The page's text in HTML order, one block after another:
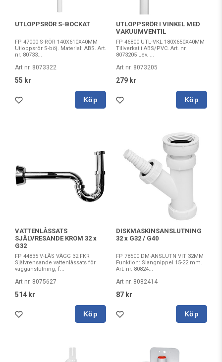
UTLOPPSRÖR S-BOCKAT
FP 47000 S-RÖR 140X610X40MM
Utloppsrör S-böj. Material: ABS. Art.
nr. 80733...
Art nr. 8073322
55 kr
Köp
UTLOPPSRÖR I VINKEL MED
VAKUUMVENTIL
FP 46800 UTL-VKL 180X650X40MM
Tillverkat i ABS/PVC. Art. nr.
8073205 Lev. ...
Art nr. 8073205
279 kr
Köp
VATTENLÅSSATS
SJÄLVRESANDE KROM 32 x
G32
FP 44835 V-LÅS VÄGG 32 FKR
Självrensande vattenlåssats för
vägganslutning, f...
Art nr. 8075627
514 kr
Köp
DISKMASKINSANSLUTNING
32 x G32 / G40
FP 78500 DM-ANSLUTN VIT 32MM
Funktion: Slangnippel 15-22 mm.
Art. nr. 80824...
Art nr. 8082414
87 kr
Köp